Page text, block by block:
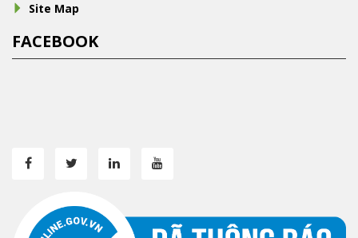
Site Map
FACEBOOK